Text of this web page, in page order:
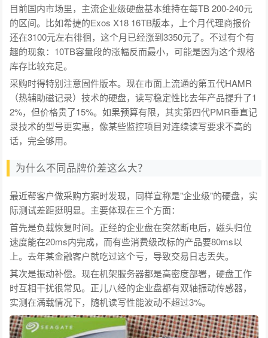
目前国内市场里，主流企业级硬盘基本维持在每TB 200-240元
的区间。比如希捷的Exos X18 16TB版本，上个月代理商报价
还在3100元左右徘徊，这个月已经涨到3350元了。不过有个有
趣的现象：10TB容量段的涨幅反而最小，可能是因为这个规格
库存比较充足。
采购时得特别注意固件版本。现在市面上流通的第五代HAMR
（热辅助磁记录）技术的硬盘，读写稳定性比去年产品提升了1
2%，但价格贵了15%。如果预算有限，其实第四代PMR垂直记
录技术的型号更实惠，像某些监控项目对连续读写要求不高的
话，完全够用。
为什么不同品牌价差这么大？
最近帮客户做采购方案时发现，同样宣称是"企业级"的硬盘，实
际测试差距挺明显。主要体现在三个方面：
首先是负载恢复时间。正经的企业盘在突然断电后，磁头归位
速度能在20ms内完成，而有些消费级改标的产品要80ms以
上。去年某金融客户就吃过这个亏，导致交易日志丢失。
其次是振动补偿。现在机架服务器都是高密度部署，硬盘工作
时互相干扰很常见。正儿八经的企业盘都有双轴振动传感器，
实测在满载情况下，随机读写性能波动不超过3%。